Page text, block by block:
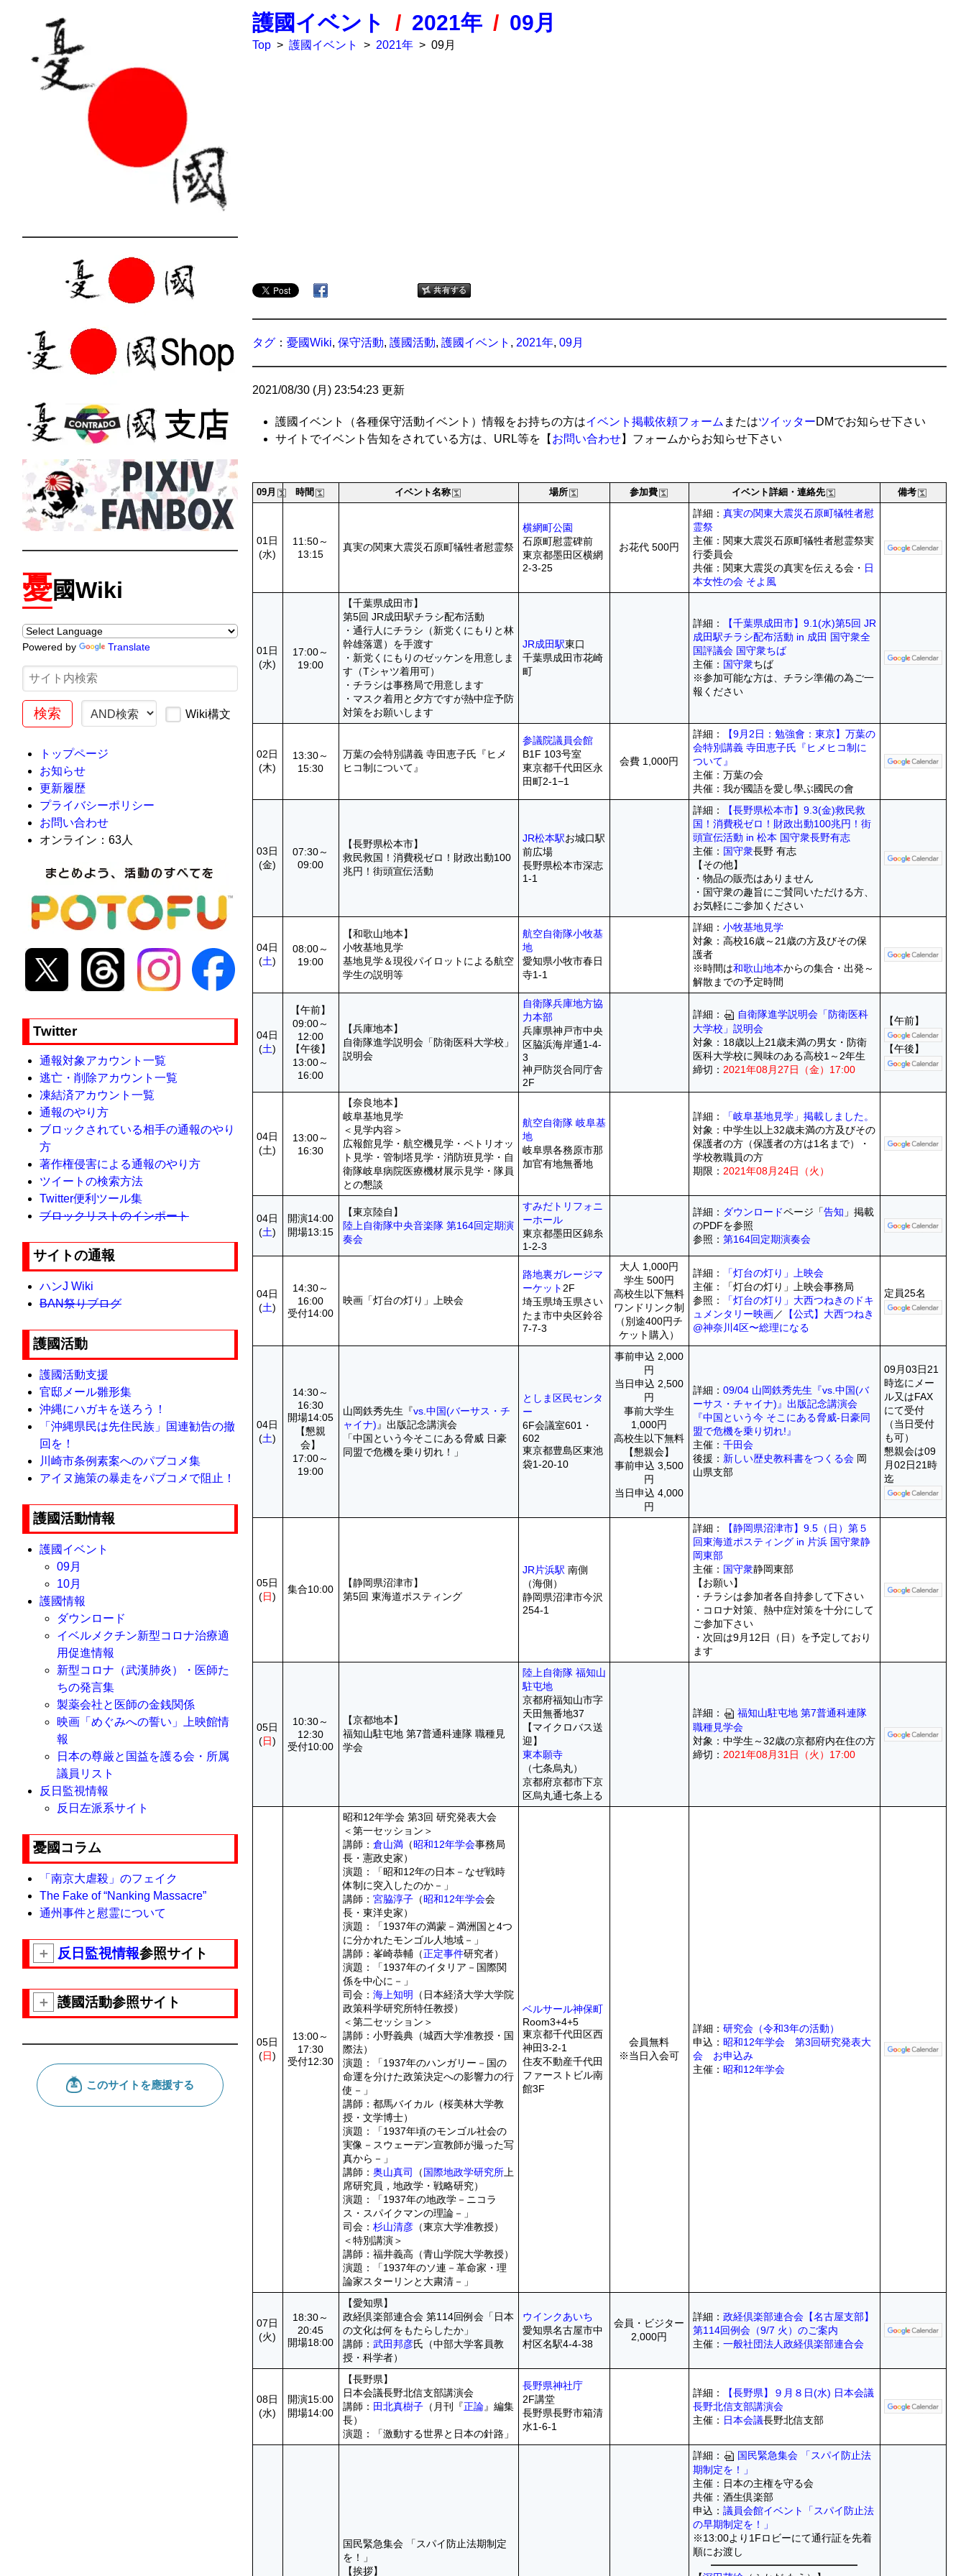
憂國Wiki
Powered by Translate
Wiki構文
トップページ
お知らせ
更新履歴
プライバシーポリシー
お問い合わせ
オンライン：63人
Twitter
通報対象アカウント一覧
逃亡・削除アカウント一覧
凍結済アカウント一覧
通報のやり方
ブロックされている相手の通報のやり
方
著作権侵害による通報のやり方
ツイートの検索方法
Twitter便利ツール集
ブロックリストのインポート
サイトの通報
ハンJ Wiki
BAN祭りブログ
護國活動
護國活動支援
官邸メール雛形集
沖縄にハガキを送ろう！
「沖縄県民は先住民族」国連勧告の撤
回を！
川崎市条例素案へのパブコメ集
アイヌ施策の暴走をパブコメで阻止！
護國活動情報
護國イベント
09月
10月
護國情報
ダウンロード
イベルメクチン新型コロナ治療適
用促進情報
新型コロナ（武漢肺炎）・医師た
ちの発言集
製薬会社と医師の金銭関係
映画「めぐみへの誓い」上映館情
報
日本の尊厳と国益を護る会・所属
議員リスト
反日監視情報
反日左派系サイト
憂國コラム
「南京大虐殺」のフェイク
The Fake of “Nanking Massacre”
通州事件と慰霊について
＋ 反日監視情報参照サイト
＋ 護國活動参照サイト
護國イベント / 2021年 / 09月
Top > 護國イベント > 2021年 > 09月
タグ： 憂國Wiki, 保守活動, 護國活動, 護國イベント , 2021年, 09月
2021/08/30 (月) 23:54:23 更新
護國イベント（各種保守活動イベント）情報をお持ちの方はイベント掲載依頼フォーム またはツイッターDMでお知らせ下さい
サイトでイベント告知をされている方は、URL等を【 お問い合わせ】フォームからお知らせ下さい
09月 時間 イベント名称 場所 参加費 イベント詳細・連絡先 備考
01日
(水)
11:50～
13:15
真実の関東大震災石原町犠牲者慰霊祭
横網町公園
石原町慰霊碑前
東京都墨田区横網
2-3-25
お花代 500円
詳細： 真実の関東大震災石原町犠牲者慰
霊祭
主催：関東大震災石原町犠牲者慰霊祭実
行委員会
共催：関東大震災の真実を伝える会・ 日
本女性の会 そよ風
01日
(水)
17:00～
19:00
【千葉県成田市】
第5回 JR成田駅チラシ配布活動
・通行人にチラシ（新党くにもりと林
幹雄落選）を手渡す
・新党くにもりのゼッケンを用意しま
す（Tシャツ着用可）
・チラシは事務局で用意します
・マスク着用と夕方ですが熱中症予防
対策をお願いします
JR成田駅東口
千葉県成田市花崎
町
詳細：
【千葉県成田市】9.1(水)第5回 JR
成田駅チラシ配布活動 in 成田 国守衆全
国評議会 国守衆ちば
主催： 国守衆ちば
※参加可能な方は、チラシ準備の為ご一
報ください
02日
(木)
13:30～
15:30
万葉の会特別講義 寺田恵子氏『ヒメ
ヒコ制について』
参議院議員会館
B1F 103号室
東京都千代田区永
田町2-1−1
会費 1,000円
詳細：
【9月2日：勉強會：東京】万葉の
会特別講義 寺田恵子氏『ヒメヒコ制に
ついて』
主催：万葉の会
共催：我が國語を愛し學ぶ國民の會
03日
(金)
07:30～
09:00
【長野県松本市】
救民救国！消費税ゼロ！財政出動100
兆円！街頭宣伝活動
JR松本駅お城口駅
前広場
長野県松本市深志
1-1
詳細：
【長野県松本市】9.3(金)救民救
国！消費税ゼロ！財政出動100兆円！街
頭宣伝活動 in 松本 国守衆長野有志
主催： 国守衆長野 有志
【その他】
・物品の販売はありません
・国守衆の趣旨にご賛同いただける方、
お気軽にご参加ください
04日
(土)
08:00～
19:00
【和歌山地本】
小牧基地見学
基地見学＆現役パイロットによる航空
学生の説明等
航空自衛隊小牧基
地
愛知県小牧市春日
寺1-1
詳細： 小牧基地見学
対象：高校16歳～21歳の方及びその保
護者
※時間は和歌山地本からの集合・出発～
解散までの予定時間
04日
(土)
【午前】
09:00～
12:00
【午後】
13:00～
16:00
【兵庫地本】
自衛隊進学説明会「防衛医科大学校」
説明会
自衛隊兵庫地方協
力本部
兵庫県神戸市中央
区脇浜海岸通1-4-
3
神戸防災合同庁舎
2F
詳細：
自衛隊進学説明会「防衛医科
大学校」説明会
対象：18歳以上21歳未満の男女・防衛
医科大学校に興味のある高校1～2年生
締切： 2021年08月27日（金）17:00
【午前】
【午後】
04日
(土)
13:00～
16:30
【奈良地本】
岐阜基地見学
＜見学内容＞
広報館見学・航空機見学・ペトリオッ
ト見学・管制塔見学・消防班見学・自
衛隊岐阜病院医療機材展示見学・隊員
との懇談
航空自衛隊 岐阜基
地
岐阜県各務原市那
加官有地無番地
詳細：
「岐阜基地見学」掲載しました。
対象：中学生以上32歳未満の方及びその
保護者の方（保護者の方は1名まで）・
学校教職員の方
期限： 2021年08月24日（火）
04日
(土)
開演14:00
開場13:15
【東京陸自】
陸上自衛隊中央音楽隊 第164回定期演
奏会
すみだトリフォニ
ーホール
東京都墨田区錦糸
1-2-3
詳細： ダウンロードページ「告知 」掲載
のPDFを参照
参照： 第164回定期演奏会
04日
(土)
14:30～
16:00
受付14:00
映画「灯台の灯り」上映会
路地裏ガレージマ
ーケット 2F
埼玉県埼玉県さい
たま市中央区鈴谷
7-7-3
大人 1,000円
学生 500円
高校生以下無料
ワンドリンク制
（別途400円チ
ケット購入）
詳細：
「灯台の灯り」上映会
主催：「灯台の灯り」上映会事務局
参照：
「灯台の灯り」大西つねきのドキ
ュメンタリー映画／
【公式】大西つねき
@神奈川4区〜総理になる
定員25名
04日
(土)
14:30～
16:30
開場14:05
【懇親
会】
17:00～
19:00
山岡鉄秀先生『vs.中国(バーサス・チ
ャイナ) 』出版記念講演会
「中国という今そこにある脅威 日豪
同盟で危機を乗り切れ！」
としま区民センタ
ー
6F会議室601・
602
東京都豊島区東池
袋1-20-10
事前申込 2,000
円
当日申込 2,500
円
事前大学生
1,000円
高校生以下無料
【懇親会】
事前申込 3,500
円
当日申込 4,000
円
詳細： 09/04 山岡鉄秀先生『vs.中国(バ
ーサス・チャイナ)』出版記念講演会
『中国という今 そこにある脅威-日豪同
盟で危機を乗り切れ!』
主催： 千田会
後援： 新しい歴史教科書をつくる会岡
山県支部
09月03日21
時迄にメー
ル又はFAX
にて受付
（当日受付
も可）
懇親会は09
月02日21時
迄
05日
(日)
集合10:00
【静岡県沼津市】
第5回 東海道ポスティング
JR片浜駅 南側
（海側）
静岡県沼津市今沢
254-1
詳細：
【静岡県沼津市】9.5（日）第５
回東海道ポスティング in 片浜 国守衆静
岡東部
主催： 国守衆静岡東部
【お願い】
・チラシは参加者各自持参して下さい
・コロナ対策、熱中症対策を十分にして
ご参加下さい
・次回は9月12日（日）を予定しており
ます
05日
(日)
10:30～
12:30
受付10:00
【京都地本】
福知山駐屯地 第7普通科連隊 職種見
学会
陸上自衛隊 福知山
駐屯地
京都府福知山市字
天田無番地37
【マイクロバス送
迎】
東本願寺
（七条烏丸）
京都府京都市下京
区烏丸通七条上る
詳細：
福知山駐屯地 第7普通科連隊
職種見学会
対象：中学生～32歳の京都府内在住の方
締切： 2021年08月31日（火）17:00
05日
(日)
13:00～
17:30
受付12:30
昭和12年学会 第3回 研究発表大会
＜第一セッション＞
講師： 倉山満（昭和12年学会事務局
長・憲政史家）
演題：「昭和12年の日本－なぜ戦時
体制に突入したのか－」
講師： 宮脇淳子（昭和12年学会会
長・東洋史家）
演題：「1937年の満蒙－満洲国と4つ
に分かれたモンゴル人地域－」
講師：峯崎恭輔（正定事件研究者）
演題：「1937年のイタリア－国際関
係を中心に－」
司会： 海上知明
（日本経済大学大学院
政策科学研究所特任教授）
＜第二セッション＞
講師：小野義典（城西大学准教授・国
際法）
演題：「1937年のハンガリー－国の
命運を分けた政策決定への影響力の行
使－」
講師：都馬バイカル（桜美林大学教
授・文学博士）
演題：「1937年頃のモンゴル社会の
実像－スウェーデン宣教師が撮った写
真から－」
講師： 奥山真司 （国際地政学研究所上
席研究員，地政学・戦略研究）
演題：「1937年の地政学－ニコラ
ス・スパイクマンの理論－」
司会： 杉山清彦（東京大学准教授）
＜特別講演＞
講師：福井義高（青山学院大学教授）
演題：「1937年のソ連－革命家・理
論家スターリンと大粛清－」
ベルサール神保町
Room3+4+5
東京都千代田区西
神田3-2-1
住友不動産千代田
ファーストビル南
館3F
会員無料
※当日入会可
詳細： 研究会（令和3年の活動）
申込： 昭和12年学会 第3回研究発表大
会 お申込み
主催： 昭和12年学会
07日
(火)
18:30～
20:45
開場18:00
【愛知県】
政経倶楽部連合会 第114回例会「日本
の文化は何をもたらしたか」
講師： 武田邦彦氏（中部大学客員教
授・科学者）
ウインクあいち
愛知県名古屋市中
村区名駅4-4-38
会員・ビジター
2,000円
詳細： 政経倶楽部連合会【名古屋支部】
第114回例会（9/7 火）のご案内
主催： 一般社団法人政経倶楽部連合会
08日
(水)
開演15:00
開場14:00
【長野県】
日本会議長野北信支部講演会
講師： 田北真樹子（月刊『正論』編集
長）
演題：「激動する世界と日本の針路」
長野県神社庁
2F講堂
長野県長野市箱清
水1-6-1
詳細：
【長野県】９月８日(水) 日本会議
長野北信支部講演会
主催： 日本会議長野北信支部
国民緊急集会 「スパイ防止法期制定
を！」
【挨拶】
詳細：
国民緊急集会 「スパイ防止法
期制定を！」
主催：日本の主権を守る会
共催：酒生倶楽部
申込： 議員会館イベント「スパイ防止法
の早期制定を！」
※13:00より1Fロビーにて通行証を先着
順にお渡し